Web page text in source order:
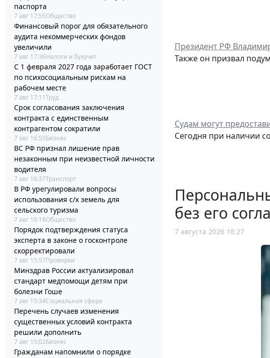
паспорта
7 авг 17:55Общество
Финансовый порог для обязательного
аудита некоммерческих фондов
увеличили
7 авг 17:36Налоги и бухучет
С 1 февраля 2027 года заработает ГОСТ
по психосоциальным рискам на
рабочем месте
7 авг 17:11Труд
Срок согласования заключения
контракта с единственным
контрагентом сократили
7 авг 16:55Бизнес
ВС РФ признал лишение прав
незаконным при неизвестной личности
водителя
7 авг 16:37Транспорт
В РФ урегулировали вопросы
использования с/х земель для
сельского туризма
7 авг 16:18Общество
Порядок подтверждения статуса
эксперта в законе о госконтроле
скорректировали
7 авг 15:57Проверки
Минздрав России актуализировал
стандарт медпомощи детям при
болезни Гоше
7 авг 15:34Социальная сфера
Перечень случаев изменения
существенных условий контракта
решили дополнить
7 авг 15:02Бизнес
Гражданам напомнили о порядке
Президент РФ
Также он призвал
Судам могут
Сегодня при наличии
без его
7 августа 2026 18:27